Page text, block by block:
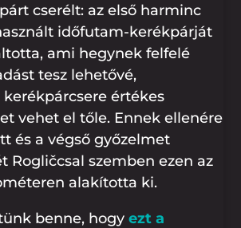
cserélt: az első harminc
időfutam-kerékpárját
ami hegynek felfelé
tesz lehetővé,
értékes
vehet el tőle. Ennek ellenére
és a végső győzelmet
Rogličcsal szemben ezen az
alakította ki.
benne, hogyezt a